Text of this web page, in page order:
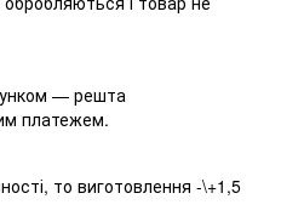
— решта
платежем.
то виготовлення -\+1,5